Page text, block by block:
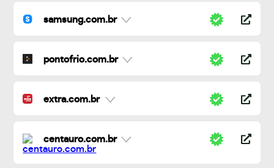
samsung.com.br
pontofrio.com.br
extra.com.br
centauro.com.br